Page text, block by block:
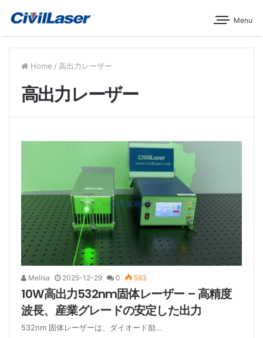
Menu
Home / 高出力レーザー
高出力レーザー
Melisa 2025-12-29 0 593
10W高出力532nm固体レーザー – 高精度
波長、産業グレードの安定した出力
532nm 固体レーザーは、ダイオード励…